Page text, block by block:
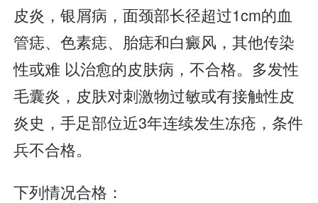
皮炎，银屑病，面颈部长径超过1cm的血
管痣、色素痣、胎痣和白癜风，其他传染
性或难 以治愈的皮肤病，不合格。多发性
毛囊炎，皮肤对刺激物过敏或有接触性皮
炎史，手足部位近3年连续发生冻疮，条件
兵不合格。
下列情况合格：